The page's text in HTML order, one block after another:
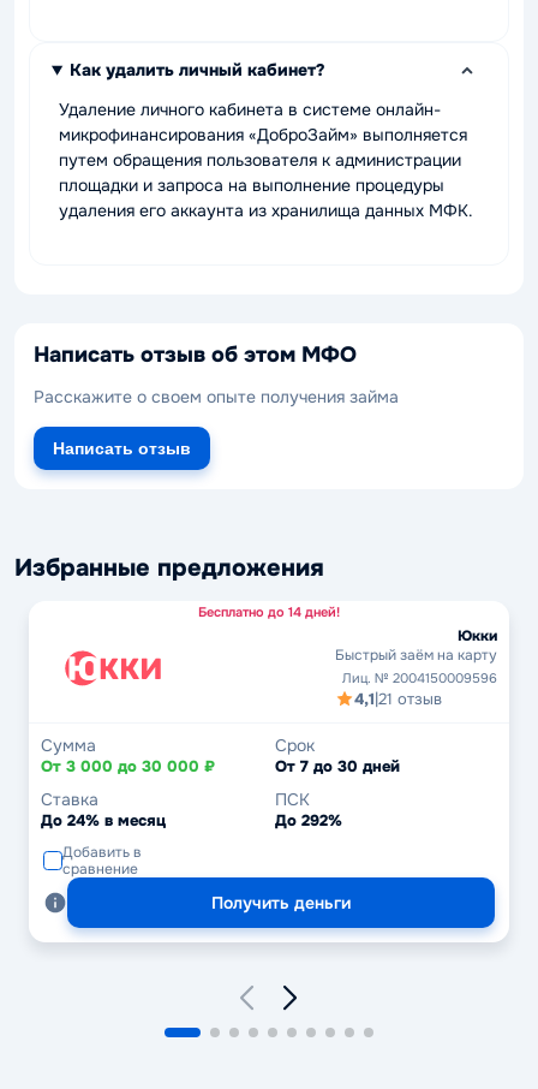
Как удалить личный кабинет?
Удаление личного кабинета в системе онлайн-
микрофинансирования «ДоброЗайм» выполняется
путем обращения пользователя к администрации
площадки и запроса на выполнение процедуры
удаления его аккаунта из хранилища данных МФК.
Написать отзыв об этом МФО
Расскажите о своем опыте получения займа
Написать отзыв
Избранные предложения
Бесплатно до 14 дней!
Юкки
Быстрый заём на карту
Лиц. № 2004150009596
4,1|21 отзыв
Сумма
От 3 000 до 30 000 ₽
Срок
От 7 до 30 дней
Ставка
До 24% в месяц
ПСК
До 292%
Добавить в
сравнение
Получить деньги